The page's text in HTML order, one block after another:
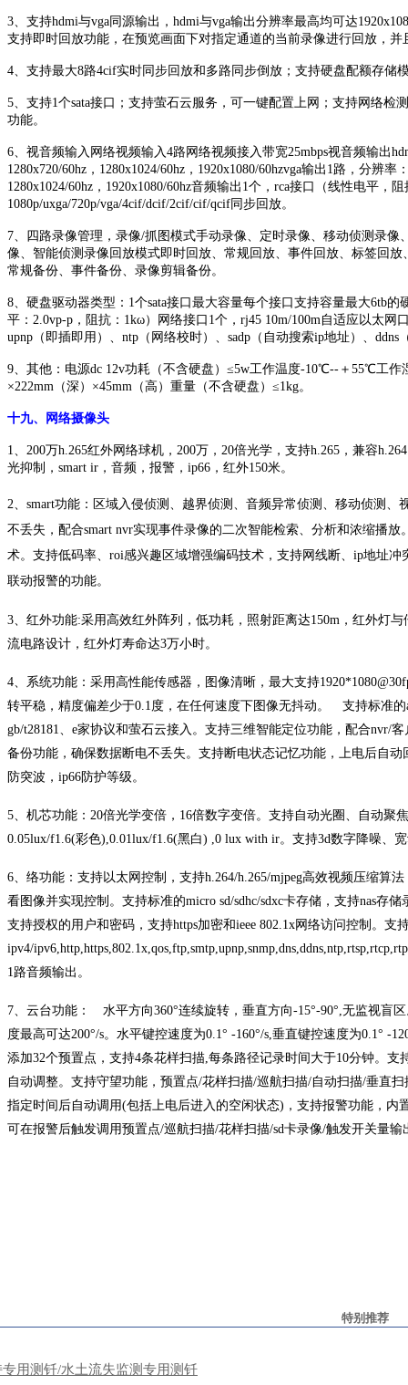
3、 支持hdmi与vga同源输出，hdmi与vga输出分辨率最高均可达
支持即时回放功能，在预览画面下对指定通道的当前录像进行回放，并
4、 支持最大8路4cif实时同步回放和多路同步倒放；支持硬盘配额存储
5、 支持1个sata接口；支持萤石云服务，可一键配置上网；支持网络检
功能。
6、 视音频输入网络视频输入4路网络视频接入带宽25mbps视音频输出
1280x720/60hz，1280x1024/60hz，1920x1080/60hzvga输出1路，分辨率
1280x1024/60hz，1920x1080/60hz音频输出1个，rca接口（线性电平，
1080p/uxga/720p/vga/4cif/dcif/2cif/cif/qcif同步回放。
7、四 路录像管理 ， 录像/抓图模式手动录像、定时录像、移动侦测录像
像、智能侦测录像回放模式即时回放、常规回放、事件回放、标签回
常规备份、事件备份、录像剪辑备份。
8、 硬盘驱动器类型 ： 1个sata接口最大容量每个接口支持容量最大6tb
平：2.0vp-p，阻抗：1kω）网络接口1个，rj45 10m/100m自适应以太网
upnp（即插即用）、ntp（网络校时）、sadp（自动搜索ip地址）、ddns
9、 其他 ： 电源dc 12v功耗（不含硬盘）≤5w工作温度-10℃--＋55℃工作
×222mm（深）×45mm（高）重量（不含硬盘）≤1kg。
十九、网络摄像头
1、 200万h.265红外网络球机，200万，20倍光学，支持h.265，兼容
光抑制，smart ir，音频，报警，ip66，红外150米。
2、 smart功能：区域入侵侦测、越界侦测、音频异常侦测、移动侦测
不丢失，配合smart nvr实现事件录像的二次智能检索、分析和浓缩播
术。支持低码率、roi感兴趣区域增强编码技术，支持网线断、ip地址
联动报警的功能。
3、 红外功能:采用高效红外阵列，低功耗，照射距离达150m，红外灯
流电路设计，红外灯寿命达3万小时。
4、系统功能：采用高性能传感器，图像清晰，最大支持
转平稳，精度偏差少于0.1度，在任何速度下图像无抖动。 支持标准的
gb/t28181、e家协议和萤石云接入。支持三维智能定位功能，配合nvr/
备份功能，确保数据断电不丢失。支持断电状态记忆功能，上电后自
防突波，ip66防护等级。
5、 机芯功能： 20倍光学变倍，16倍数字变倍。 支持自动光圈、自动聚
0.05lux/f1.6(彩色),0.01lux/f1.6(黑白) ,0 lux with ir。支持3d数字降噪、
6、 络功能：支持以太网控制，支持h.264/h.265/mjpeg高效视频压缩算
看图像并实现控制。支持标准的micro sd/sdhc/sdxc卡存储，支持nas存
支持授权的用户和密码，支持https加密和ieee 802.1x网络访问控制。支
ipv4/
1路音频输出。
7、 云台功能： 水平方向360°连续旋转，垂直方向-15°-90°,无监视盲
度最高可达200°/s。水平键控速度为0.1° -160°/s,垂直键控速度为0.1° -
添加32个预置点，支持4条花样扫描,每条路径记录时间大于10分钟。
自动调整。支持守望功能，预置点/花样扫描/巡航扫描/自动扫描/垂直
指定时间后自动调用(包括上电后进入的空闲状态)，支持报警功能，内
可在报警后触发调用预置点/巡航扫描/花样扫描/sd卡录像/触发开关量
特别推荐
用测钎/水土流失监测专用测钎